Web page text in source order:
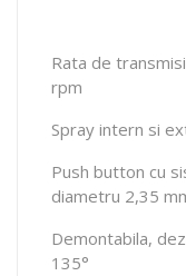
Rata de
rpm
Spray intern si
Push button cu
diametru 2,35
Demontabila,
135°